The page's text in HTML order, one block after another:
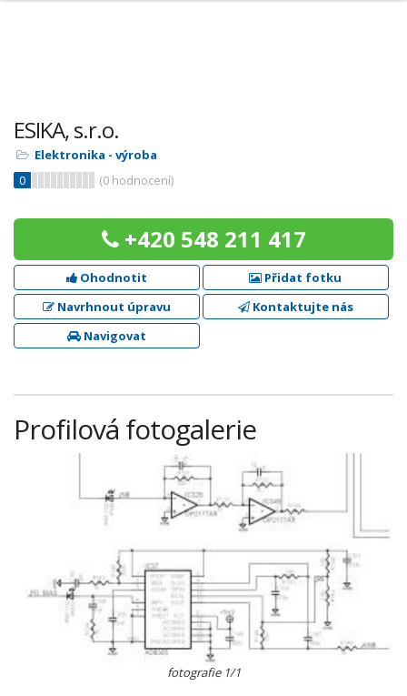
ESIKA, s.r.o.
Elektronika - výroba
0
(0 hodnocení)
+420 548 211 417
Ohodnotit
Přidat fotku
Navrhnout úpravu
Kontaktujte nás
Navigovat
Profilová fotogalerie
fotografie 1/1